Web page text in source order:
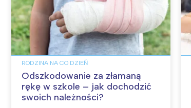
RODZINA NA CO DZIEŃ
Odszkodowanie za złamaną
rękę w szkole – jak dochodzić
swoich należności?